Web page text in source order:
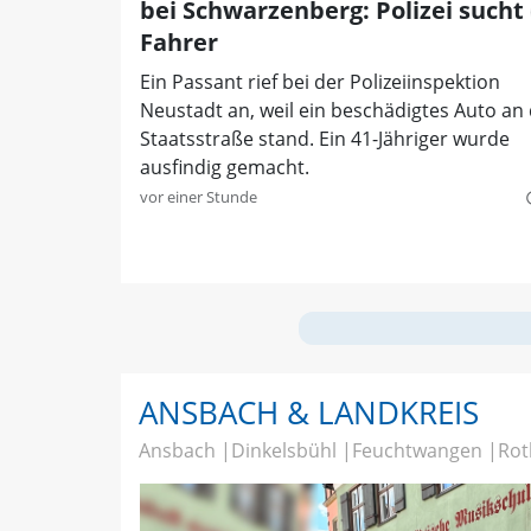
bei Schwarzenberg: Polizei sucht
Fahrer
Ein Passant rief bei der Polizeiinspektion
Neustadt an, weil ein beschädigtes Auto an
Staatsstraße stand. Ein 41-Jähriger wurde
ausfindig gemacht.
vor einer Stunde
ANSBACH & LANDKREIS
Ansbach Dinkelsbühl Feuchtwangen